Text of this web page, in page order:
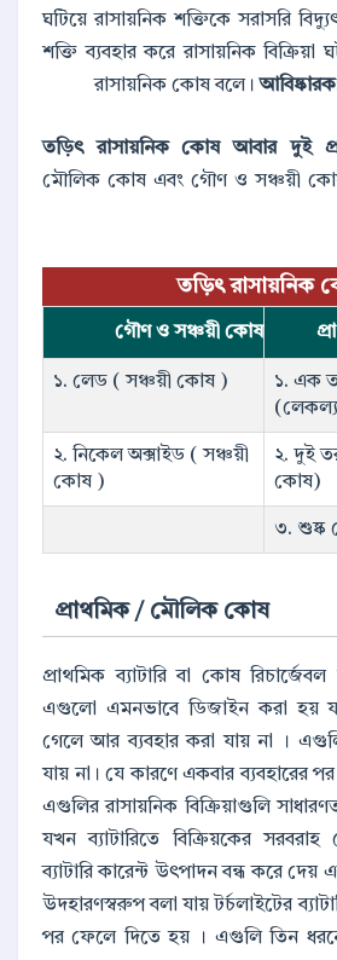
ঘটিয়ে রাসায়নিক শক্তিকে সরাসরি
শক্তি ব্যবহার করে রাসায়নিক
রাসায়নিক কোষ বলে।
তড়িৎ রাসায়নিক কোষ আবার দুই
মৌলিক কোষ এবং গৌণ ও সঞ্চয়ী কোষ
তড়িৎ রাসায়নিক
গৌণ ও সঞ্চয়ী কোষ
১. এক
১. লেড ( সঞ্চয়ী কোষ )
২. দুই
কোষ)
২. নিকেল অক্সাইড ( সঞ্চয়ী
কোষ )
৩. শুষ্ক
প্রাথমিক / মৌলিক কোষ
প্রাথমিক ব্যাটারি বা কোষ
এগুলো এমনভাবে ডিজাইন করা হয়
গেলে আর ব্যবহার করা যায় না ।
যায় না। যে কারণে একবার ব্যবহারের
এগুলির রাসায়নিক বিক্রিয়াগুলি
যখন ব্যাটারিতে বিক্রিয়কের
ব্যাটারি কারেন্ট উৎপাদন বন্ধ করে
উদহারণস্বরুপ বলা যায় টর্চলাইটের
পর ফেলে দিতে হয় । এগুলি তিন